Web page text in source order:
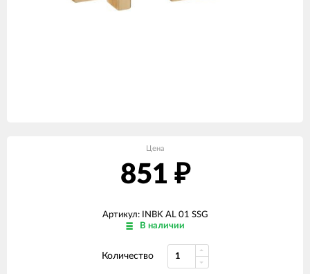
Цена
851 ₽
Артикул: INBK AL 01 SSG
В наличии
Количество